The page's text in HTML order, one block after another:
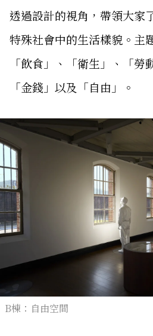
透過設計的視角，帶領大家
特殊社會中的生活樣貌。主
「飲食」、「衛生」、「勞
「金錢」以及「自由」。
B棟：自由空間